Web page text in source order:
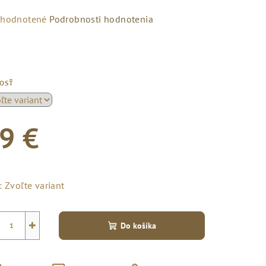
Podrobnosti hodnotenia
€
Zvoľte variant
+ Do košíka